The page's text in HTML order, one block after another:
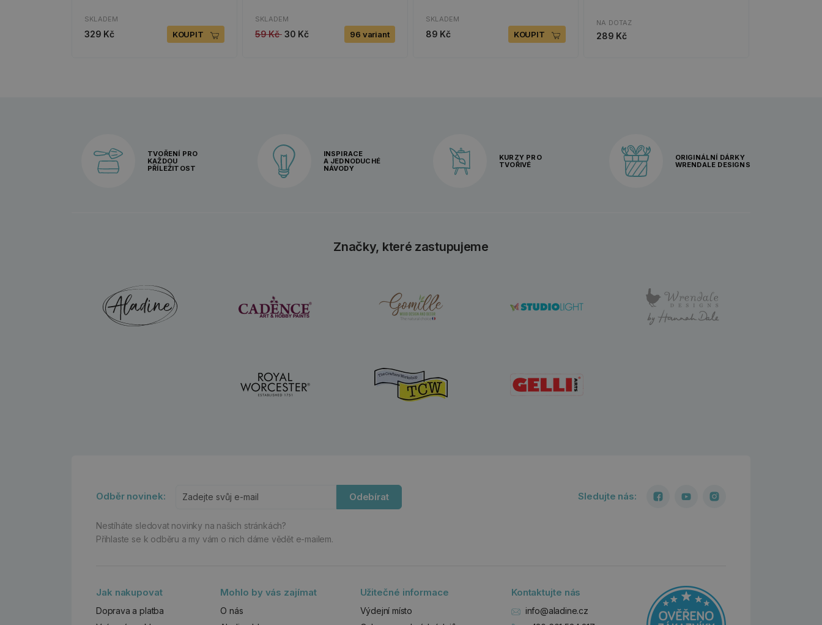
SKLADEM
329 Kč KOUPIT
SKLADEM
59 Kč 30 Kč 96 variant
SKLADEM
89 Kč KOUPIT
NA DOTAZ
289 Kč
TVOŘENÍ PRO
KAŽDOU
PŘÍLEŽITOST
INSPIRACE
A JEDNODUCHÉ
NÁVODY
KURZY PRO
TVOŘIVÉ
ORIGINÁLNÍ DÁRKY
WRENDALE DESIGNS
Značky, které zastupujeme
Odběr novinek: Odebírat
Nestíháte sledovat novinky na našich stránkách?
Přihlaste se k odběru a my vám o nich dáme vědět e-mailem.
Sledujte nás:
Jak nakupovat
Doprava a platba
Mohlo by vás zajímat
O nás
Užitečné informace
Výdejní místo
Kontaktujte nás
info@aladine.cz